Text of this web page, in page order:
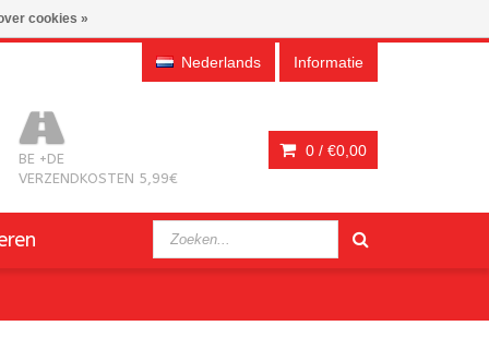
Nederlands Informatie
BE +DE
VERZENDKOSTEN 5,99€
0 / €0,00
cookies »